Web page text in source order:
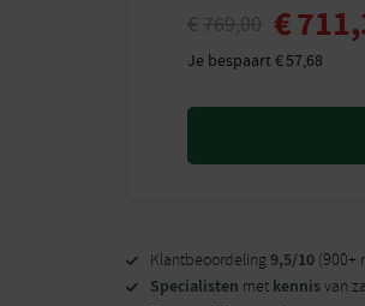
€769,00 €
Je bespaart€57,68
Klantbeoordeling9,5/10 (900+
Specialisten met kennisvan